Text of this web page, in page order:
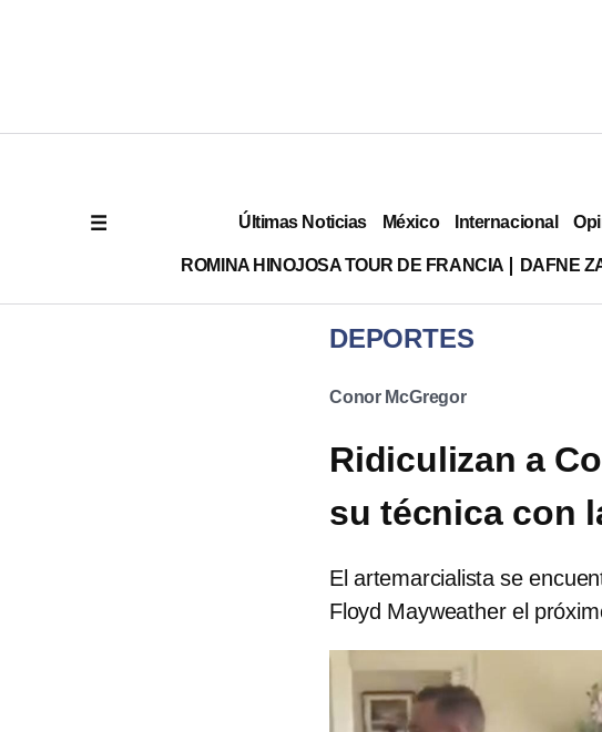
Últimas Noticias México Internacional
ROMINA HINOJOSA TOUR DE FRANCIA DAFNE
DEPORTES
Conor McGregor
Ridiculizan a
su técnica con
El artemarcialista se
Floyd Mayweather el